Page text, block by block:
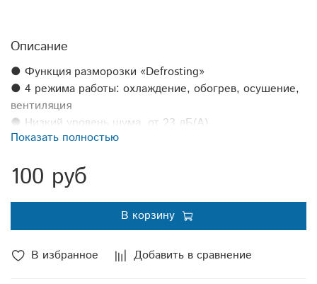
В избранное Добавить в сравнение
Описание
● Функция разморозки «Defrosting»
● 4 режима работы: охлаждение, обогрев, осушение,
вентиляция
● Низкий уровень шума, от 23 дБ(А)
● Скрытый дисплей
● Ночной режим
● Режим Turbo
● Функция самоочистки
● Антикоррозийное покрытие теплообменников
Показать полностью
100 руб
В корзину